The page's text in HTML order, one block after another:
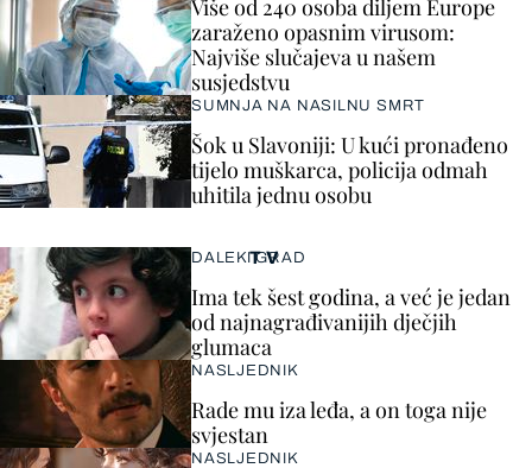
Više od 240 osoba diljem Europe
zaraženo opasnim virusom:
Najviše slučajeva u našem
susjedstvu
SUMNJA NA NASILNU SMRT
Šok u Slavoniji: U kući pronađeno
tijelo muškarca, policija odmah
uhitila jednu osobu
TV
DALEKI GRAD
Ima tek šest godina, a već je jedan
od najnagrađivanijih dječjih
glumaca
NASLJEDNIK
Rade mu iza leđa, a on toga nije
svjestan
NASLJEDNIK